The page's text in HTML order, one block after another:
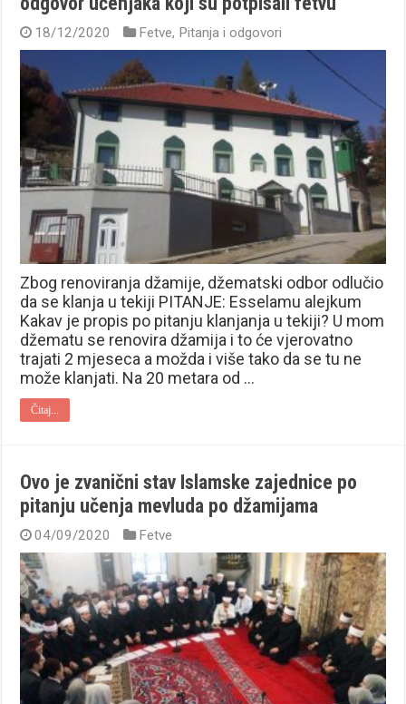
18/12/2020 Fetve, Pitanja i odgovori
Zbog renoviranja džamije, džematski odbor odlučio
da se klanja u tekiji PITANJE: Esselamu alejkum
Kakav je propis po pitanju klanjanja u tekiji? U mom
džematu se renovira džamija i to će vjerovatno
trajati 2 mjeseca a možda i više tako da se tu ne
može klanjati. Na 20 metara od …
Čitaj...
Ovo je zvanični stav Islamske zajednice po
pitanju učenja mevluda po džamijama
04/09/2020 Fetve